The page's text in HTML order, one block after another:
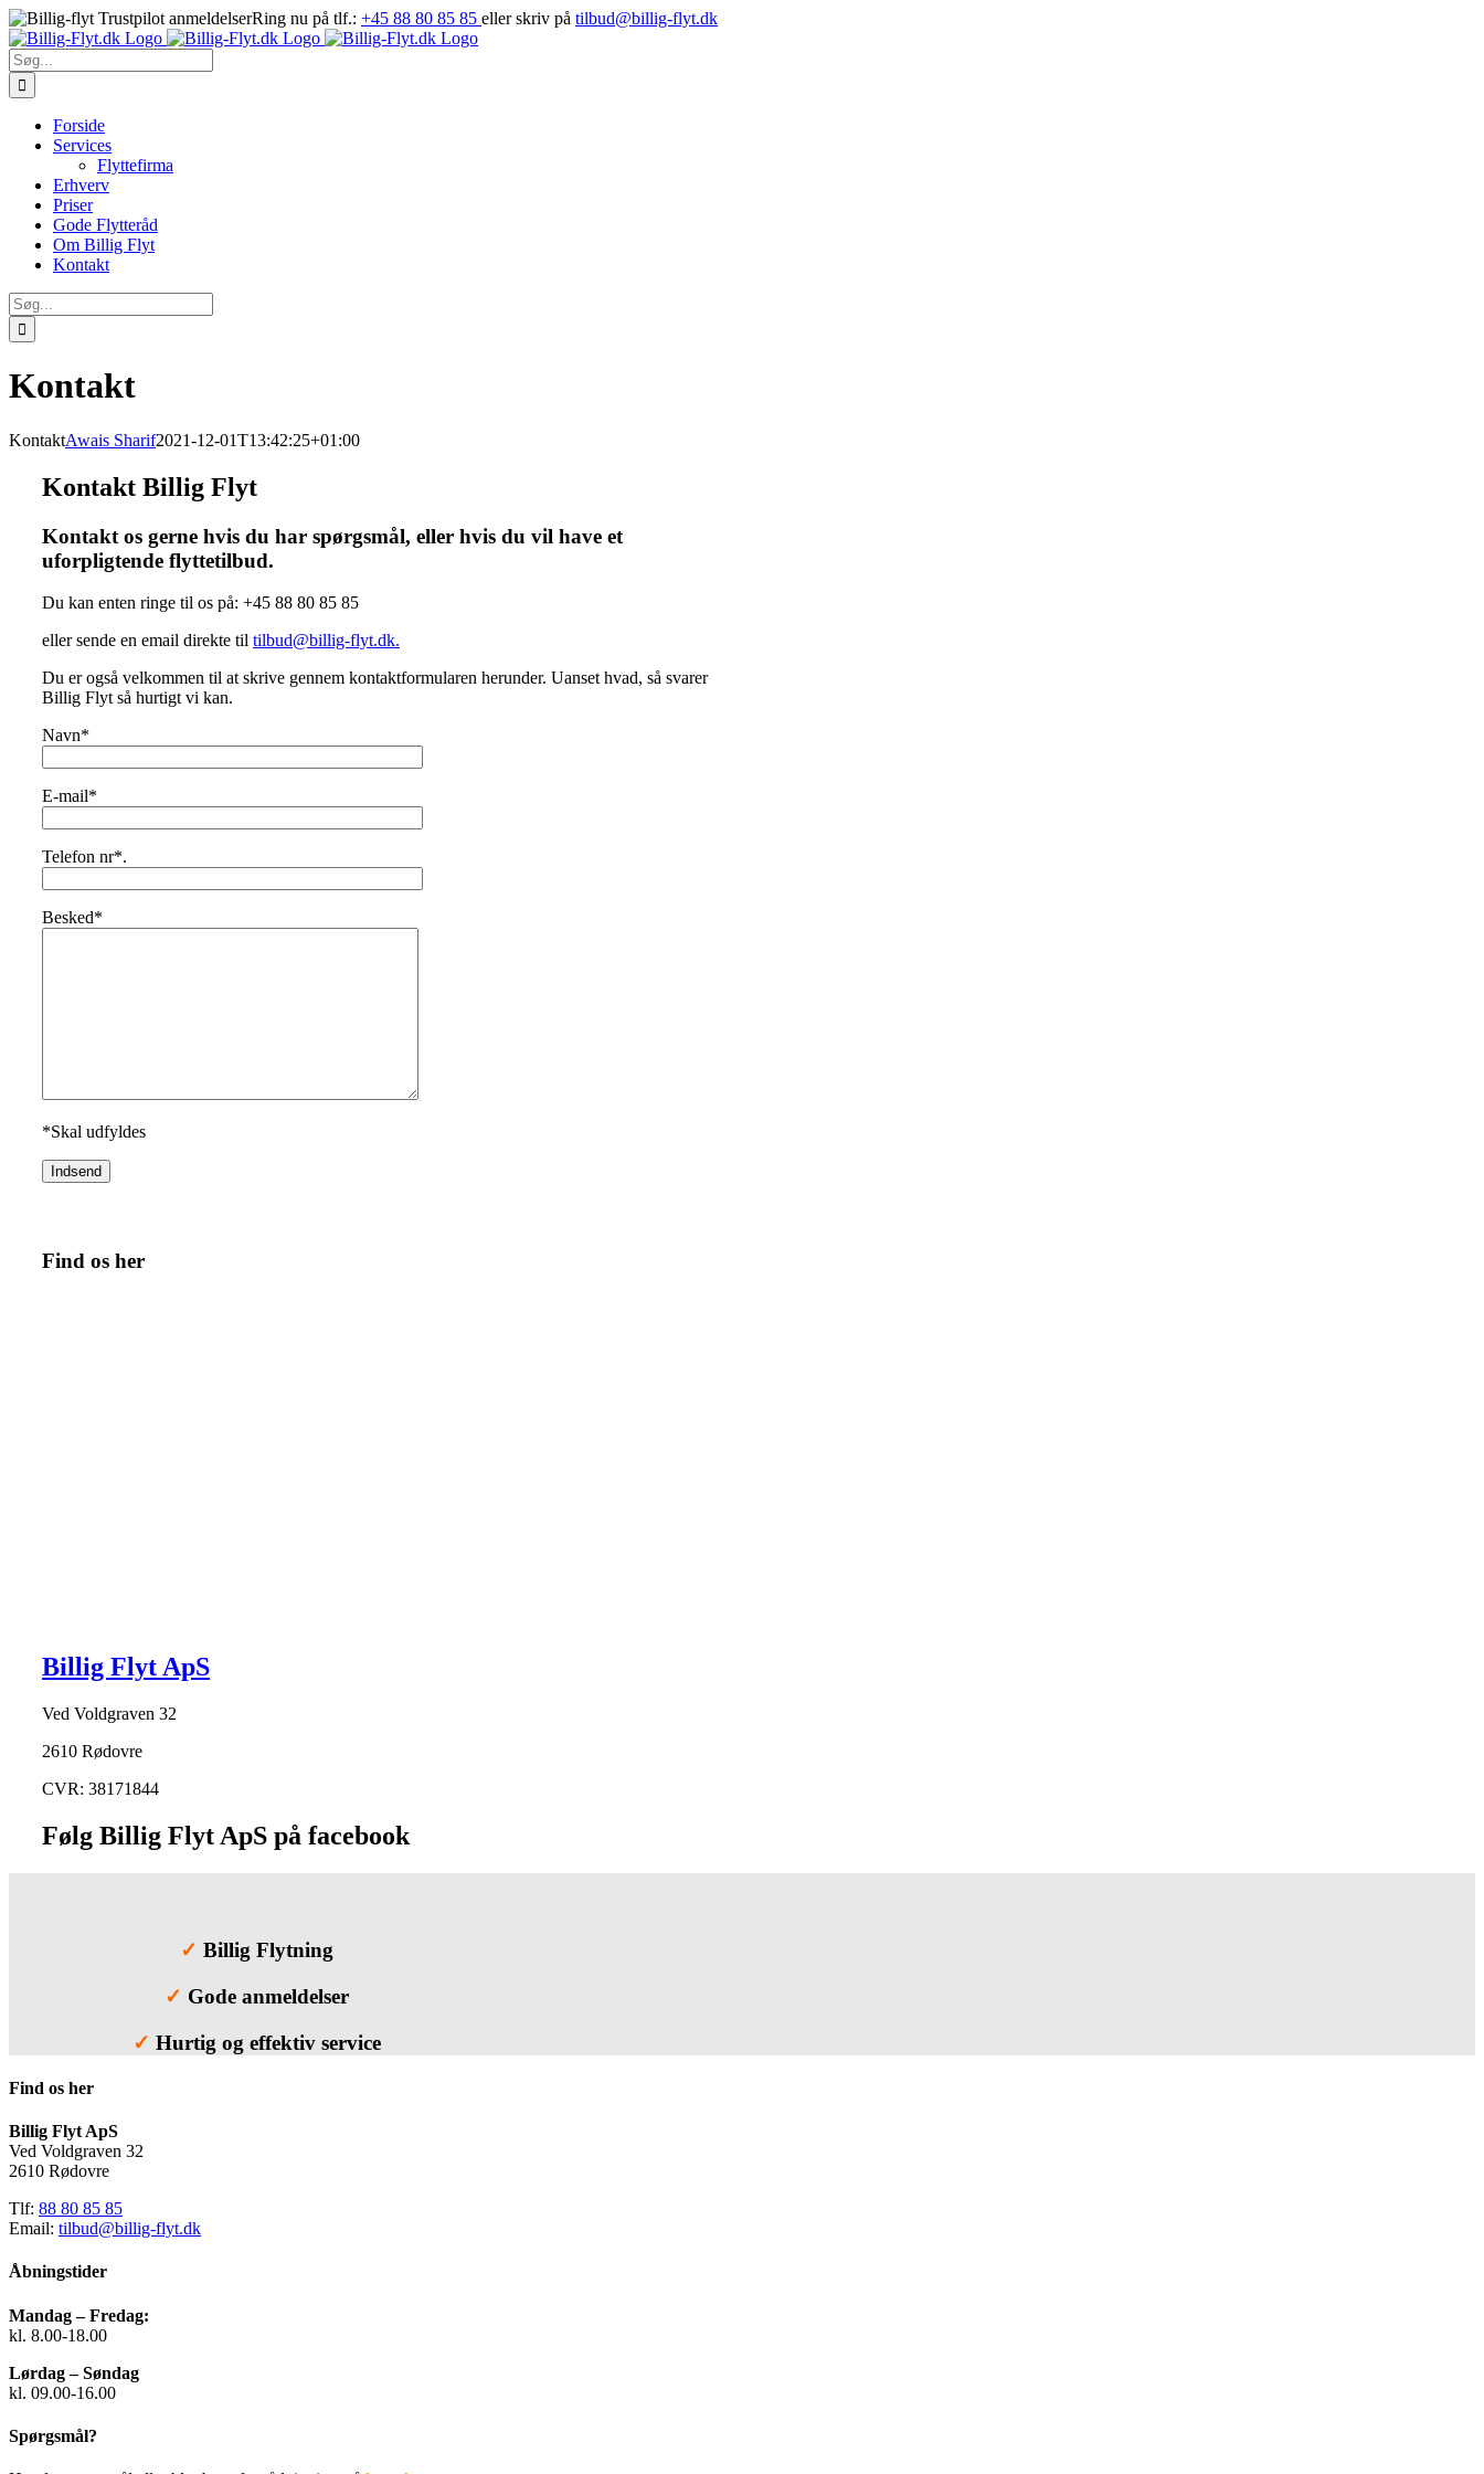
Skip
to
content
Ring nu på tlf.: +45 88 80 85 85 eller skriv på tilbud@billig-flyt.dk
Søg
efter:
Forside
Services
Flyttefirma
Erhverv
Priser
Gode Flytteråd
Om Billig Flyt
Kontakt
Søg
efter:
Kontakt
KontaktAwais Sharif2021-12-01T13:42:25+01:00
Kontakt Billig Flyt
Kontakt os gerne hvis du har spørgsmål, eller hvis du vil have et
uforpligtende flyttetilbud.
Du kan enten ringe til os på: +45 88 80 85 85
eller sende en email direkte til tilbud@billig-flyt.dk.
Du er også velkommen til at skrive gennem kontaktformularen herunder. Uanset hvad, så svarer
Billig Flyt så hurtigt vi kan.
Navn*
E-mail*
Telefon nr*.
Besked*
*Skal udfyldes
Find os her
Billig Flyt ApS
Ved Voldgraven 32
2610 Rødovre
CVR: 38171844
Følg Billig Flyt ApS på facebook
✓ Billig Flytning
✓ Gode anmeldelser
✓ Hurtig og effektiv service
Find os her
Billig Flyt ApS
Ved Voldgraven 32
2610 Rødovre
Tlf: 88 80 85 85
Email: tilbud@billig-flyt.dk
Åbningstider
Mandag – Fredag:
kl. 8.00-18.00
Lørdag – Søndag
kl. 09.00-16.00
Spørgsmål?